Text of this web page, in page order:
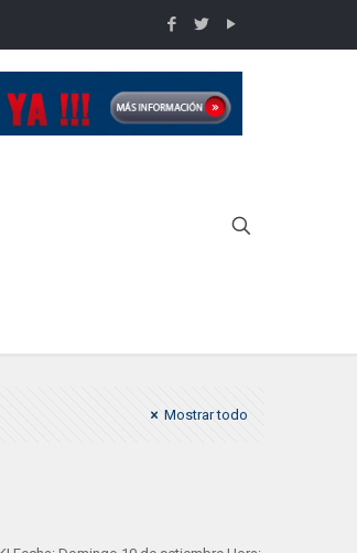
Mostrar todo